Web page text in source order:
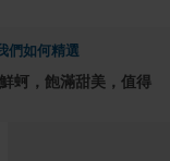
們如何精選
蚵，飽滿甜美，值得